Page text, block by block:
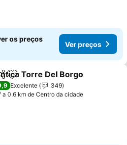
os preços
Ver preços
Adicionar aos favoritos
Torre Del Borgo
Excelente
349
a 0.6 km de Centro da cidade